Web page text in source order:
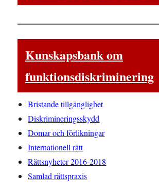
Kunskapsbank om
funktionsdiskriminering
Bristande tillgänglighet
Diskrimineringsskydd
Domar och förlikningar
Internationell rätt
Rättsnyheter 2016-2018
Samlad rättspraxis